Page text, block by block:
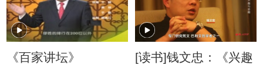
《百家讲坛》
[读书]钱文忠：《兴趣